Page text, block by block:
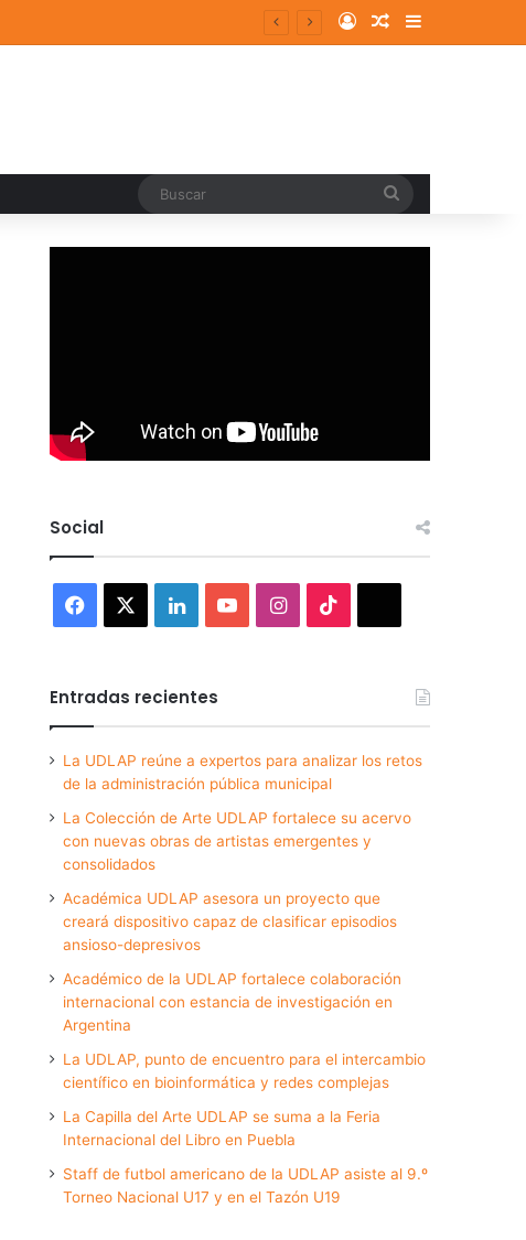
Log InRandom Article
Sidebar
Social
Facebook LinkedInYouTubeInstagram
Entradas recientes
La UDLAP reúne a expertos para analizar los retos
de la administración pública municipal
La Colección de Arte UDLAP fortalece su acervo
con nuevas obras de artistas emergentes y
consolidados
Académica UDLAP asesora un proyecto que
creará dispositivo capaz de clasificar episodios
ansioso-depresivos
Académico de la UDLAP fortalece colaboración
internacional con estancia de investigación en
Argentina
La UDLAP, punto de encuentro para el intercambio
científico en bioinformática y redes complejas
La Capilla del Arte UDLAP se suma a la Feria
Internacional del Libro en Puebla
Staff de futbol americano de la UDLAP asiste al 9.º
Torneo Nacional U17 y en el Tazón U19